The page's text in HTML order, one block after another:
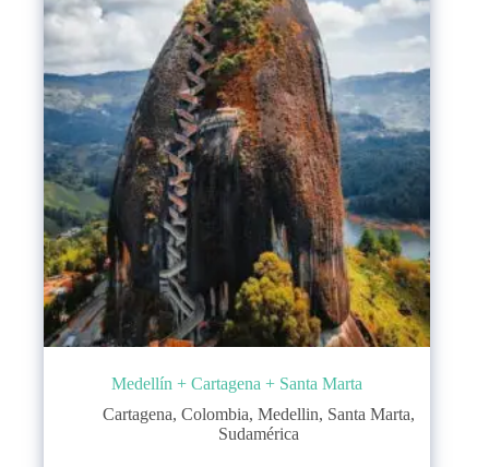
Medellín + Cartagena + Santa Marta
Cartagena,Colombia,Medellin, Santa Marta,
Sudamérica